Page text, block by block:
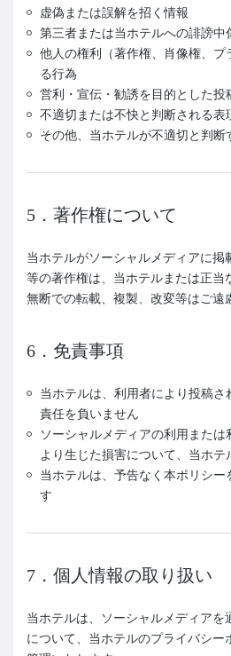
虚偽または誤解を招く情報
第三者または当ホテルへの誹謗中
他人の権利（著作権、肖像権、プ
る行為
営利・宣伝・勧誘を目的とした投
不適切または不快と判断される表
その他、当ホテルが不適切と判断
5．著作権について
当ホテルがソーシャルメディアに掲
等の著作権は、当ホテルまたは正当
無断での転載、複製、改変等はご遠
6．免責事項
当ホテルは、利用者により投稿
責任を負いません
ソーシャルメディアの利用または
より生じた損害について、当ホテ
当ホテルは、予告なく本ポリシー
す
7．個人情報の取り扱い
当ホテルは、ソーシャルメディアを
について、当ホテルのプライバシー